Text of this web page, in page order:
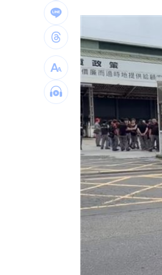
杜金龍點名：「
額頭冒出痘痘
台灣彩券開獎直
LIVE三立+24小
三立iNEWS新聞
理想混蛋號召粉